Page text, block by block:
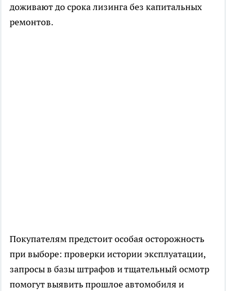
доживают до срока лизинга без капитальных
ремонтов.
Покупателям предстоит особая осторожность
при выборе: проверки истории эксплуатации,
запросы в базы штрафов и тщательный осмотр
помогут выявить прошлое автомобиля и